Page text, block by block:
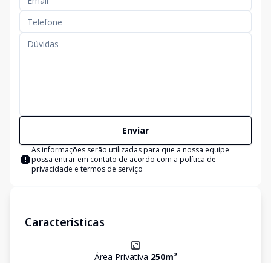
Enviar
As informações serão utilizadas para que a nossa equipe
possa entrar em contato de acordo com a política de
privacidade e termos de serviço
Características
Área Privativa 250m²